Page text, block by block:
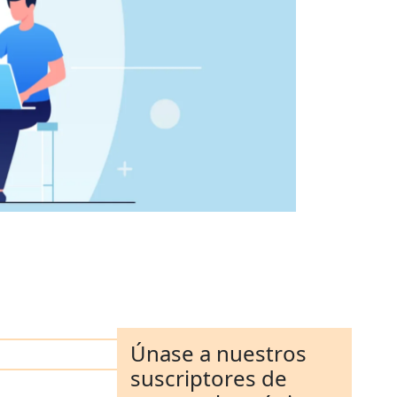
Únase a nuestros
suscriptores de